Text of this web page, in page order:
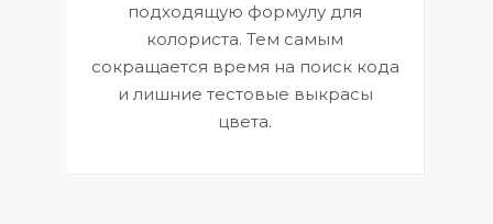
подходящую формулу для
колориста. Тем самым
сокращается время на поиск кода
и лишние тестовые выкрасы
цвета.